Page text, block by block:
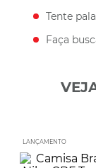
Tente
Faça
LANÇAMENTO